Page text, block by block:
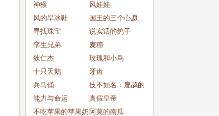
神猴
风娃娃
风的旱冰鞋
国王的三个心愿
寻找珠宝
说实话的鸽子
孪生兄弟
麦穗
狄仁杰
玫瑰和小鸟
十只天鹅
牙齿
兵马俑
技不如名：扁鹊的
医术
能力与命运
真假皇帝
不吃苹果的苹果奶 阿莫的南瓜